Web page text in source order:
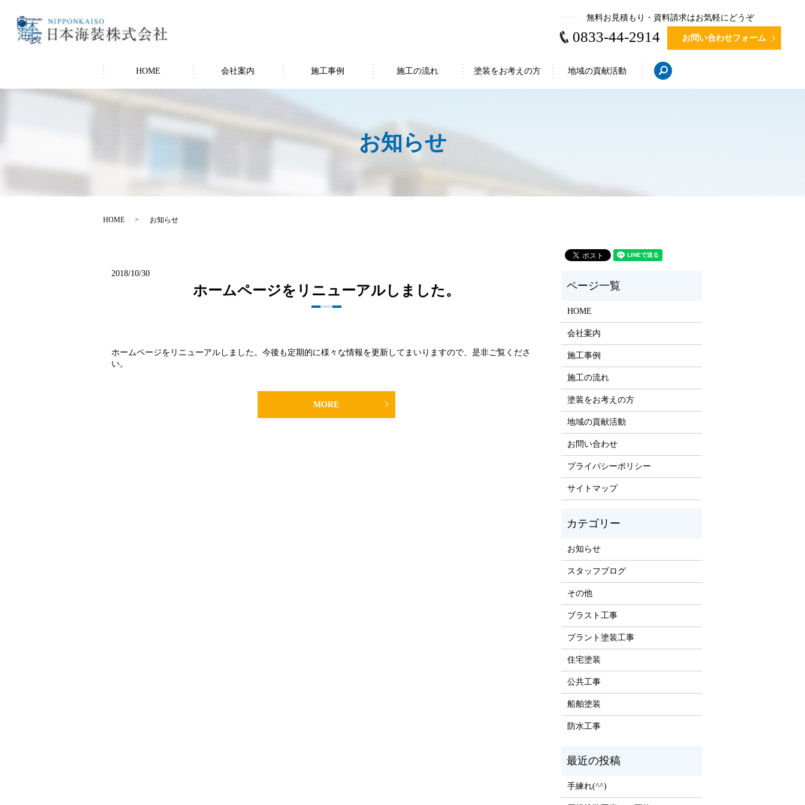
無料お見積もり・資料請求はお気軽にどうぞ
0833-44-2914 お問い合わせフォーム
HOME 会社案内 施工事例 施工の流れ 塗装をお考えの方 地域の貢献活動 search
お知らせ
HOME お知らせ
2018/10/30
ホームページをリニューアルしました。
ホームページをリニューアルしました。今後も定期的に様々な情報を更新してまいりますので、是非ご覧くださ
い。
MORE
HOME
会社案内
施工事例
施工の流れ
塗装をお考えの方
地域の貢献活動
お問い合わせ
プライバシーポリシー
サイトマップ
お知らせ
スタッフブログ
その他
ブラスト工事
プラント塗装工事
住宅塗装
公共工事
船舶塗装
防水工事
手練れ(^^)